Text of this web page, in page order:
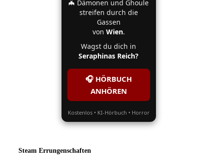
🦇 Dämonen und Ghoule
streifen durch die
Gassen
von Wien.
Wagst du dich in
Seraphinas Reich?
🎧 HÖRBUCH
ANHÖREN
Kostenlos • KI-Hörbuch • Horror
Steam Errungenschaften